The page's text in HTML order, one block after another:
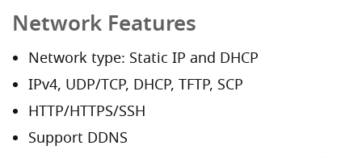
Network Features
Network type: Static IP and DHCP
IPv4, UDP/TCP, DHCP, TFTP, SCP
HTTP/HTTPS/SSH
Support DDNS